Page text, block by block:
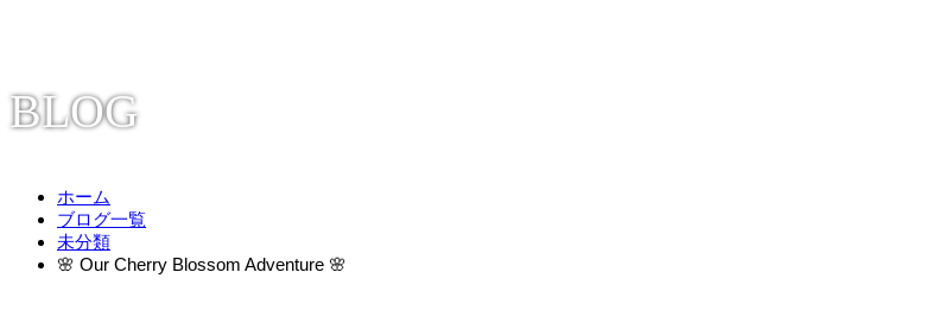
BLOG
ホーム
ブログ一覧
未分類
🌸 Our Cherry Blossom Adventure 🌸